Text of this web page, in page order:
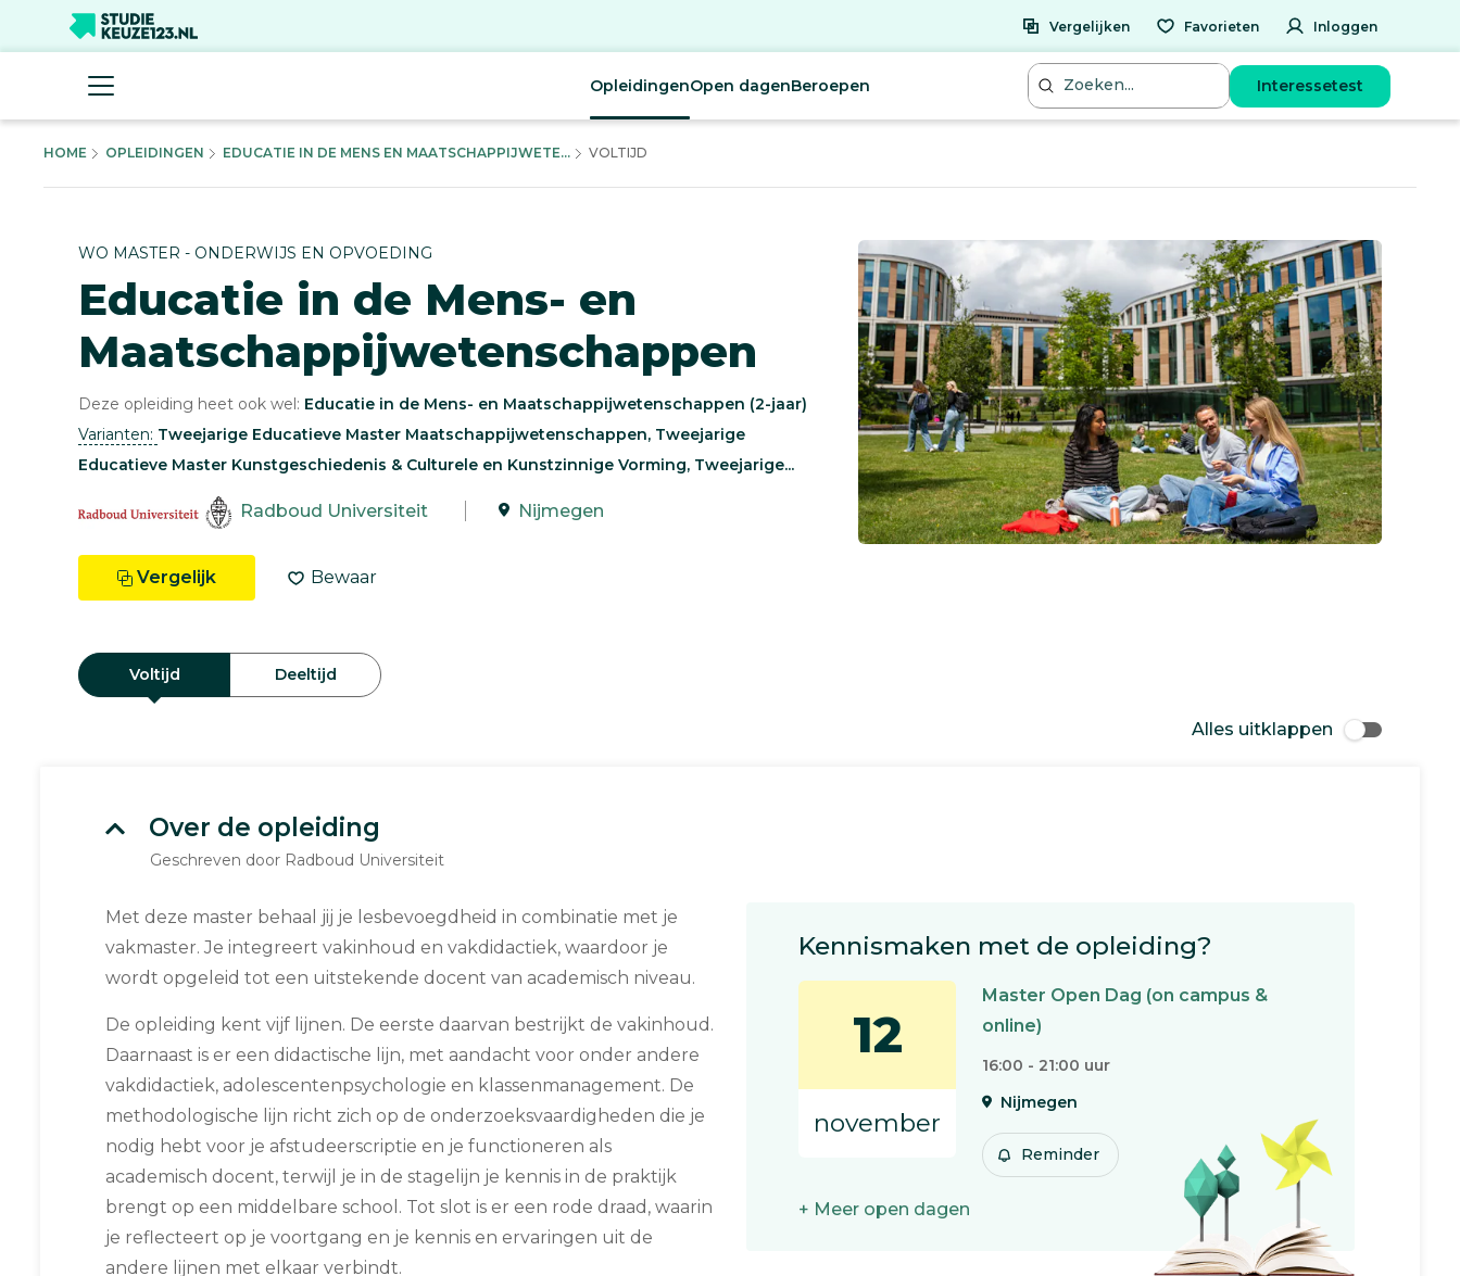
Vergelijken Favorieten Inloggen
OpleidingenOpen dagenBeroepen Interessetest
HOME OPLEIDINGEN EDUCATIE IN DE MENS EN MAATSCHAPPIJWETE... VOLTIJD
WO MASTER - ONDERWIJS EN OPVOEDING
Educatie in de Mens- en
Maatschappijwetenschappen
Deze opleiding heet ook wel: Educatie in de Mens- en Maatschappijwetenschappen (2-jaar)
Varianten: Tweejarige Educatieve Master Maatschappijwetenschappen, Tweejarige
Educatieve Master Kunstgeschiedenis & Culturele en Kunstzinnige Vorming, Tweejarige...
Radboud Universiteit Nijmegen
Vergelijk Bewaar
Voltijd Deeltijd
Alles uitklappen
Over de opleiding
Geschreven door Radboud Universiteit
Met deze master behaal jij je lesbevoegdheid in combinatie met je
vakmaster. Je integreert vakinhoud en vakdidactiek, waardoor je
wordt opgeleid tot een uitstekende docent van academisch niveau.
De opleiding kent vijf lijnen. De eerste daarvan bestrijkt de vakinhoud.
Daarnaast is er een didactische lijn, met aandacht voor onder andere
vakdidactiek, adolescentenpsychologie en klassenmanagement. De
methodologische lijn richt zich op de onderzoeksvaardigheden die je
nodig hebt voor je afstudeerscriptie en je functioneren als
academisch docent, terwijl je in de stagelijn je kennis in de praktijk
brengt op een middelbare school. Tot slot is er een rode draad, waarin
je reflecteert op je voortgang en je kennis en ervaringen uit de
andere lijnen met elkaar verbindt.
Kennismaken met de opleiding?
12
november
Master Open Dag (on campus &
online)
16:00 - 21:00 uur
Nijmegen
Reminder
+ Meer open dagen